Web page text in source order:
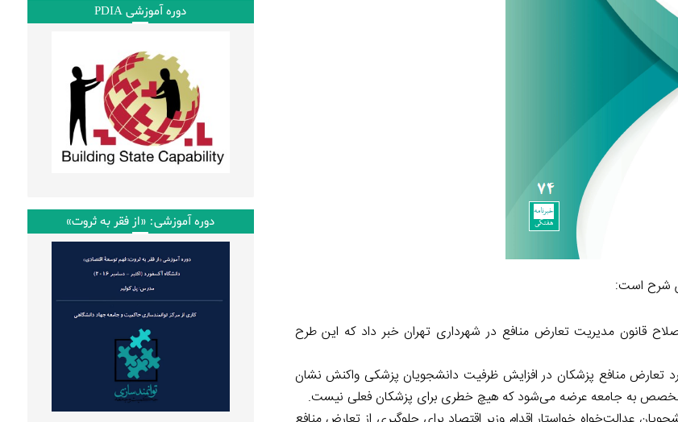
شرح است:
قانون مدیریت تعارض منافع در شهرداری تهران خبر داد که این طرح
تعارض منافع پزشکان در افزایش ظرفیت دانشجویان پزشکی واکنش نشان
دوره آموزشی PDIA
دوره آموزشی: «از فقر به ثروت»